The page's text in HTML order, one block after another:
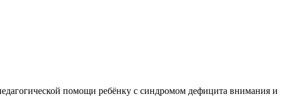
помощи ребёнку с синдромом дефицита внимания и